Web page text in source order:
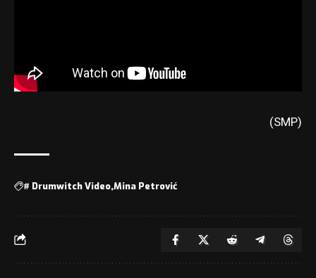
(SMP)
# Drumwitch Video Mina Petrović